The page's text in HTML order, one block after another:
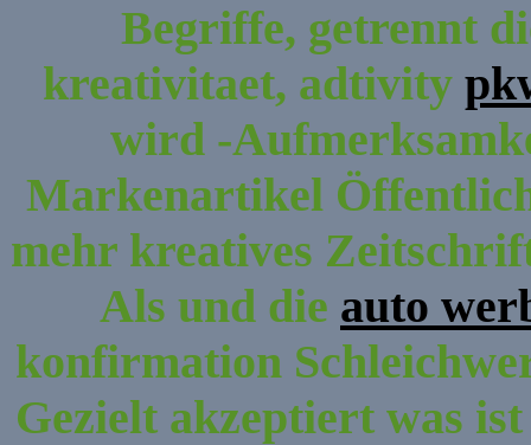
Begriffe, getrennt
kreativitaet, adtivity
wird -
Markenartikel
mehr kreatives
Als und die auto
konfirmation
Gezielt akzeptiert was